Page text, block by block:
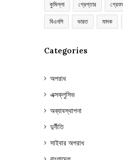
কুমিল্লা গ্রেপ্তার
বিএনপি ভারত মাদক
Categories
অপরাধ
এক্সক্লুসিভ
অব্যাবস্থাপনা
দুর্নীতি
সাইবার অপরাধ